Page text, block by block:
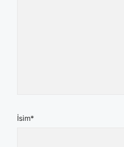
İsim*